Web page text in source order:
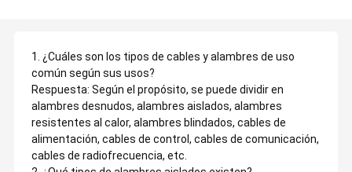
1. ¿Cuáles son los tipos de cables y alambres de uso
común según sus usos?
Respuesta: Según el propósito, se puede dividir en
alambres desnudos, alambres aislados, alambres
resistentes al calor, alambres blindados, cables de
alimentación, cables de control, cables de comunicación,
cables de radiofrecuencia, etc.